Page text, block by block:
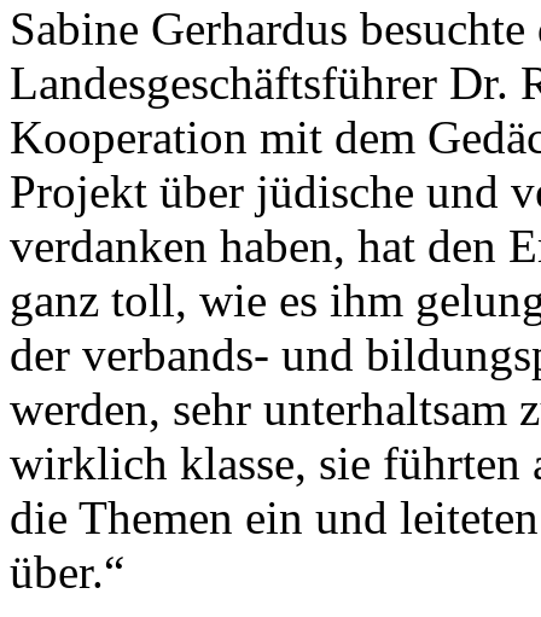
Sabine Gerhardus
Landesgeschäftsführer Dr.
Kooperation mit dem
Projekt über jüdische und
verdanken haben, hat den
ganz toll, wie es ihm
der verbands- und
werden, sehr unterhaltsam
wirklich klasse, sie führten
die Themen ein und
über.“